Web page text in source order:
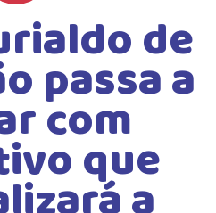
2026 de
passa a
com
que